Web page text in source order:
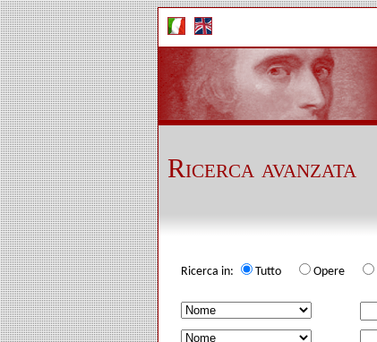
Ricerca avanzata
Ricerca in: Tutto Opere